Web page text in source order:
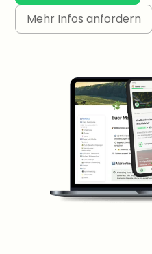
Mehr Infos anfordern